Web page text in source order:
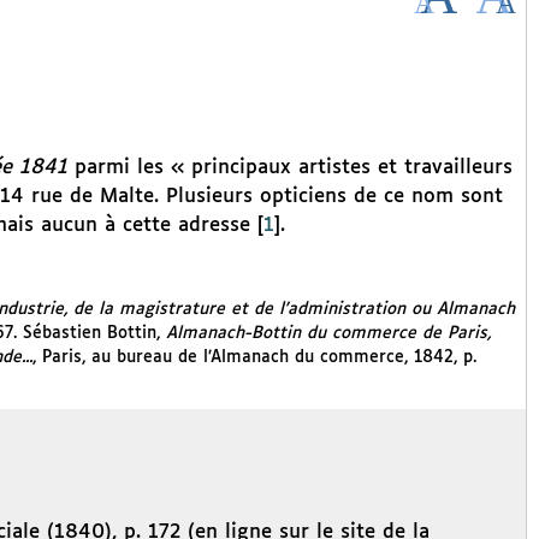
1841parmi les « principaux artistes et travailleurs
rue de Malte. Plusieurs opticiens de ce nom sont
aucun à cette adresse[ 1 .
de la magistrature et de l’administration ou Almanach
Sébastien Bottin, Almanach-Bottin du commerce de Paris,
, Paris, au bureau de l’Almanach du commerce, 1842, p.
(1840), p. 172 (en ligne sur le site de la